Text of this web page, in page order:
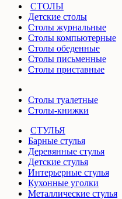
СТОЛЫ
Детские столы
Столы журнальные
Столы компьютерные
Столы обеденные
Столы письменные
Столы приставные
Столы туалетные
Столы-книжки
СТУЛЬЯ
Барные стулья
Деревянные стулья
Детские стулья
Интерьерные стулья
Кухонные уголки
Металлические стулья